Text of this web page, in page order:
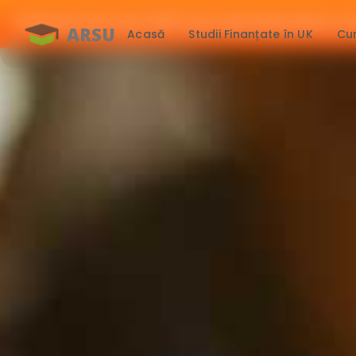
Sesiunea din Iunie 2026 este deschisă pentru
ARSU Acasă Studii Finanțate în UK